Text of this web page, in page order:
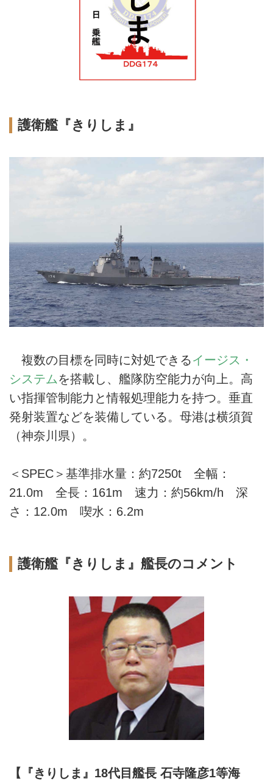
護衛艦『きりしま』
複数の目標を同時に対処できるイージス・
システムを搭載し、艦隊防空能力が向上。高
い指揮管制能力と情報処理能力を持つ。垂直
発射装置などを装備している。母港は横須賀
（神奈川県）。
＜SPEC＞基準排水量：約7250t 全幅：
21.0m 全長：161m 速力：約56km/h 深
さ：12.0m 喫水：6.2m
護衛艦『きりしま』艦長のコメント
【『きりしま』18代目艦長 石寺隆彦1等海